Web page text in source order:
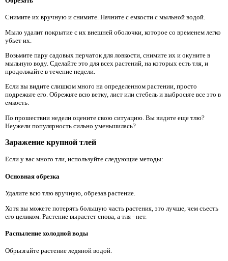
Снимите их вручную и снимите. Начните с емкости с мыльной водой.
Мыло удалит покрытие с их внешней оболочки, которое со временем легко
убьет их.
Возьмите пару садовых перчаток для ловкости, снимите их и окуните в
мыльную воду. Сделайте это для всех растений, на которых есть тля, и
продолжайте в течение недели.
Если вы видите слишком много на определенном растении, просто
подрежьте его. Обрежьте всю ветку, лист или стебель и выбросьте все это в
емкость.
По прошествии недели оцените свою ситуацию. Вы видите еще тлю?
Неужели популярность сильно уменьшилась?
Заражение крупной тлей
Если у вас много тли, используйте следующие методы:
Основная обрезка
Удалите всю тлю вручную, обрезав растение.
Хотя вы можете потерять большую часть растения, это лучше, чем съесть
его целиком. Растение вырастет снова, а тля - нет.
Распыление холодной воды
Обрызгайте растение ледяной водой.